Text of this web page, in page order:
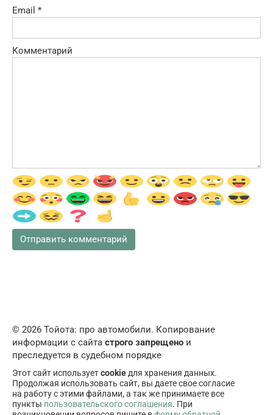
Email *
Комментарий
© 2026 Тойота: про автомобили. Копирование
информации с сайта строго запрещено и
преследуется в судебном порядке
Этот сайт используетcookie для хранения данных.
Продолжая использовать сайт, вы даете свое согласие
на работу с этими файлами, а так же принимаете все
пункты пользовательского соглашения. При